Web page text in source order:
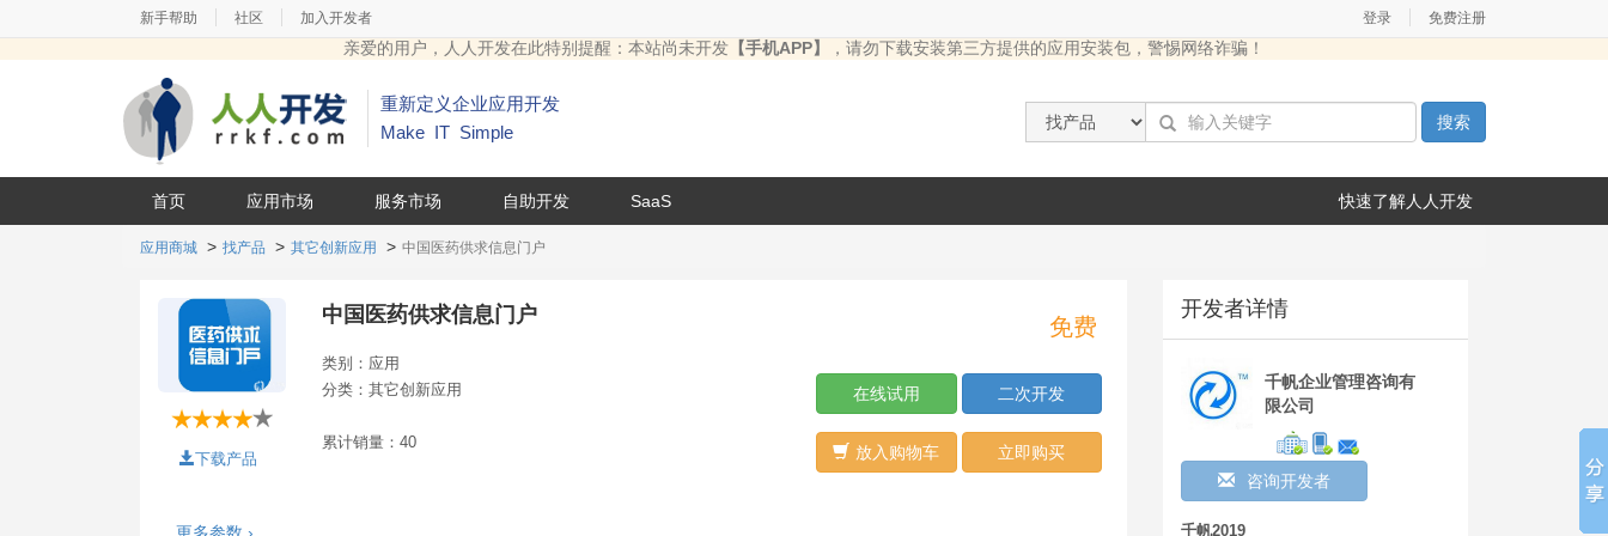
新手帮助 社区 加入开发者 登录 免费注册
亲爱的用户，人人开发在此特别提醒：本站尚未开发 【手机APP】 ，请勿下载安装第三方提供的应用安装包，警惕网络诈骗！
重新定义企业应用开发
Make IT Simple
搜索
首页 应用市场 服务市场 自助开发 SaaS 快速了解人人开发
应用商城 找产品 其它创新应用 中国医药供求信息门户
下载产品
中国医药供求信息门户
类别： 应用
分类：其它创新应用
累计销量：40
免费
在线试用 二次开发
放入购物车 立即购买
开发者详情
千帆企业管理咨询有
限公司
咨询开发者
千帆2019